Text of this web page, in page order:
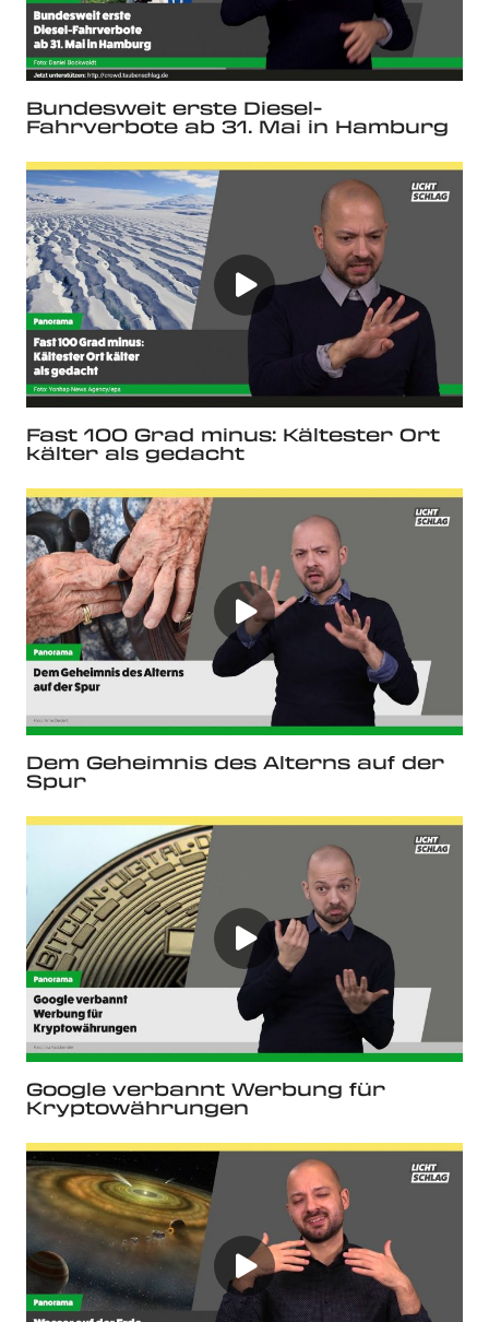
Bundesweit erste Diesel-
Fahrverbote ab 31. Mai in Hamburg
Fast 100 Grad minus: Kältester Ort
kälter als gedacht
Dem Geheimnis des Alterns auf der
Spur
Google verbannt Werbung für
Kryptowährungen